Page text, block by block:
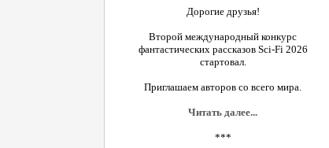
Дорогие друзья!
Второй международный конкурс
фантастических рассказов Sci-Fi 2026
стартовал.
Приглашаем авторов со всего мира.
Читать далее...
***